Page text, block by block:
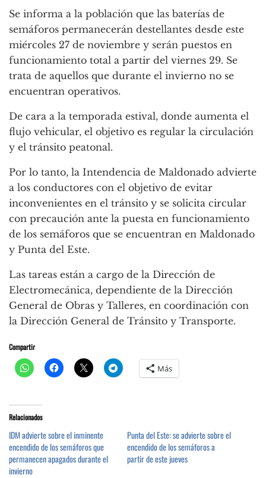
Se informa a la población que las baterías de
semáforos permanecerán destellantes desde este
miércoles 27 de noviembre y serán puestos en
funcionamiento total a partir del viernes 29. Se
trata de aquellos que durante el invierno no se
encuentran operativos.
De cara a la temporada estival, donde aumenta el
flujo vehicular, el objetivo es regular la circulación
y el tránsito peatonal.
Por lo tanto, la Intendencia de Maldonado advierte
a los conductores con el objetivo de evitar
inconvenientes en el tránsito y se solicita circular
con precaución ante la puesta en funcionamiento
de los semáforos que se encuentran en Maldonado
y Punta del Este.
Las tareas están a cargo de la Dirección de
Electromecánica, dependiente de la Dirección
General de Obras y Talleres, en coordinación con
la Dirección General de Tránsito y Transporte.
Compartir
Más
Relacionados
IDM advierte sobre el inminente
encendido de los semáforos que
permanecen apagados durante el
invierno
Punta del Este: se advierte sobre el
encendido de los semáforos a
partir de este jueves